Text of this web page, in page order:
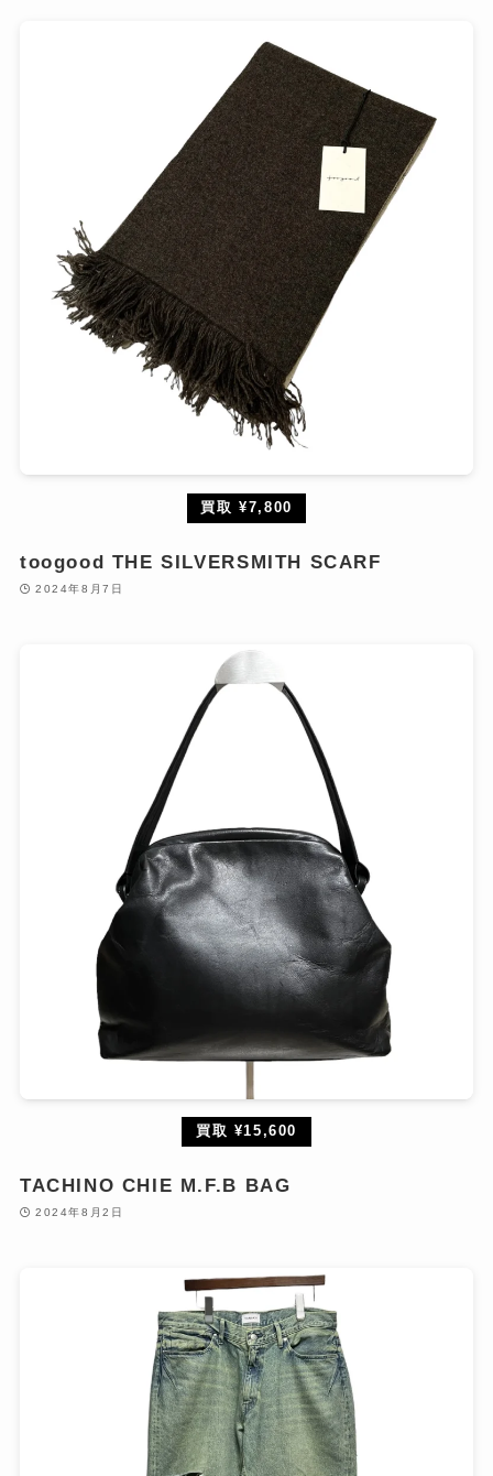
買取 ¥7,800
toogood THE SILVERSMITH SCARF
2024年8月7日
買取 ¥15,600
TACHINO CHIE M.F.B BAG
2024年8月2日